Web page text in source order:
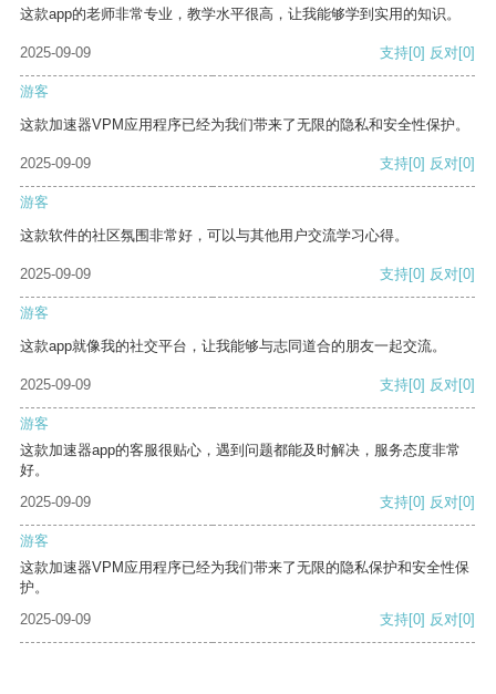
这款app的老师非常专业，教学水平很高，让我能够学到实用的知识。
2025-09-09 支持[0] 反对[0]
游客
这款加速器VPM应用程序已经为我们带来了无限的隐私和安全性保护。
2025-09-09 支持[0] 反对[0]
游客
这款软件的社区氛围非常好，可以与其他用户交流学习心得。
2025-09-09 支持[0] 反对[0]
游客
这款app就像我的社交平台，让我能够与志同道合的朋友一起交流。
2025-09-09 支持[0] 反对[0]
游客
这款加速器app的客服很贴心，遇到问题都能及时解决，服务态度非常
好。
2025-09-09
支持[0] 反对[0]
游客
这款加速器VPM应用程序已经为我们带来了无限的隐私保护和安全性保
护。
2025-09-09
支持[0] 反对[0]